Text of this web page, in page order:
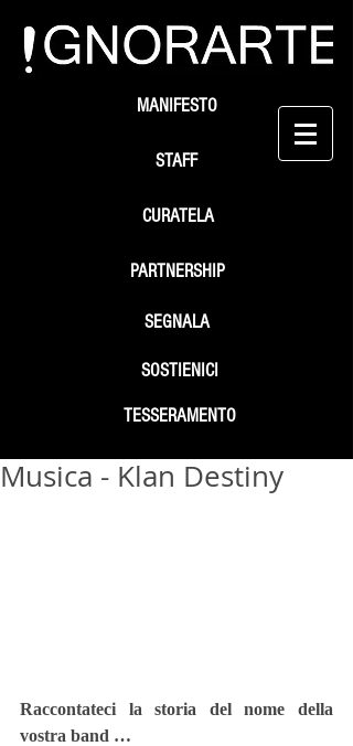
STAFF
SEGNALA
SOSTIENICI
MANIFESTO
PARTNERSHIP
TESSERAMENTO
CURATELA
Musica - Klan Destiny
Raccontateci la storia del nome della
vostra band …